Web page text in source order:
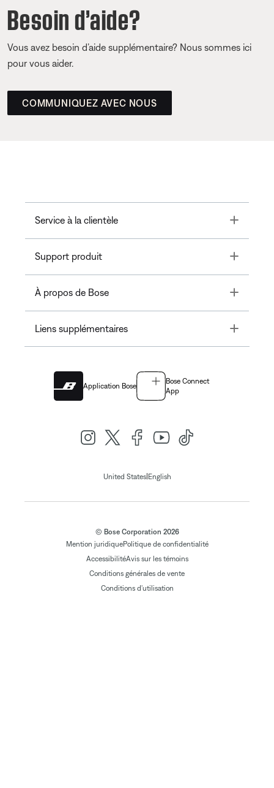
Besoin d’aide?
Vous avez besoin d’aide supplémentaire? Nous sommes ici
pour vous aider.
COMMUNIQUEZ AVEC NOUS
Service à la clientèle Toggle
Support produit Toggle
À propos de Bose Toggle
Liens supplémentaires Toggle
Application Bose
Bose Connect
App
United States|English
© Bose Corporation 2026
Mention juridiquePolitique de confidentialité
AccessibilitéAvis sur les témoins
Conditions générales de vente
Conditions d'utilisation